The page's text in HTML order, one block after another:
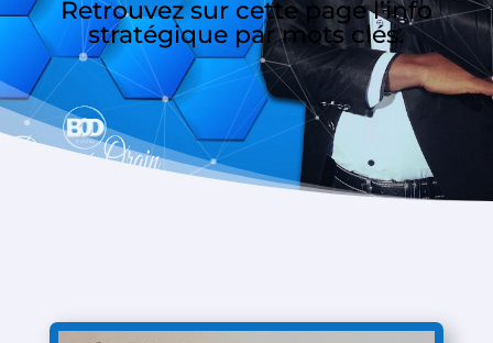
Retrouvez sur cette page l’info
stratégique par mots clés.